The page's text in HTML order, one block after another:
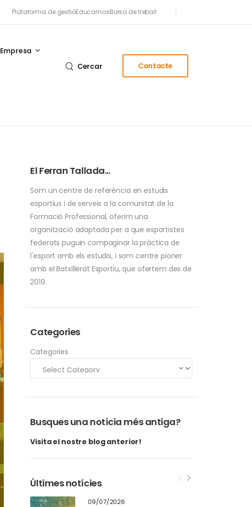
Plataforma de gestióEducamosBorsa de treball
Empresa
Cercar Contacte
El Ferran Tallada...
Som un centre de referència en estudis
esportius i de serveis a la comunitat de la
Formació Professional, oferim una
organització adaptada per a que esportistes
federats puguin compaginar la pràctica de
l'esport amb els estudis, i som centre pioner
amb el Batxillerat Esportiu, que ofertem des de
2019.
Categories
Categories
Busques una notícia més antiga?
Visita el nostre blog anterior!
Últimes notícies
09/07/2026